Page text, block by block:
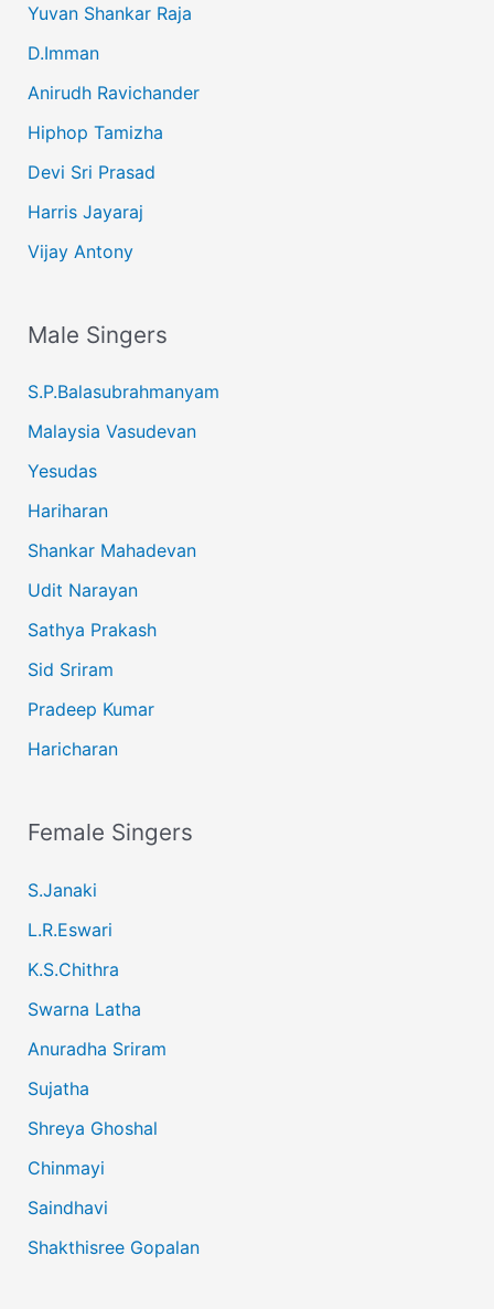
Yuvan Shankar Raja
D.Imman
Anirudh Ravichander
Hiphop Tamizha
Devi Sri Prasad
Harris Jayaraj
Vijay Antony
Male Singers
S.P.Balasubrahmanyam
Malaysia Vasudevan
Yesudas
Hariharan
Shankar Mahadevan
Udit Narayan
Sathya Prakash
Sid Sriram
Pradeep Kumar
Haricharan
Female Singers
S.Janaki
L.R.Eswari
K.S.Chithra
Swarna Latha
Anuradha Sriram
Sujatha
Shreya Ghoshal
Chinmayi
Saindhavi
Shakthisree Gopalan